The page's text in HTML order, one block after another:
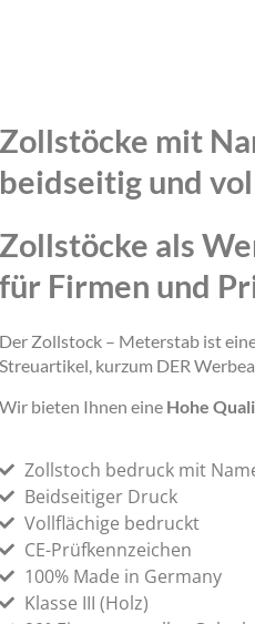
Zollstöcke mit
beidseitig und
Zollstöcke als
für Firmen und
Der Zollstock – Meterstab ist
Streuartikel, kurzum DER
Wir bieten Ihnen eine Hohe
Zollstoch bedruck mit
Beidseitiger Druck
Vollflächige bedruckt
CE-Prüfkennzeichen
100% Made in Germany
Klasse III (Holz)